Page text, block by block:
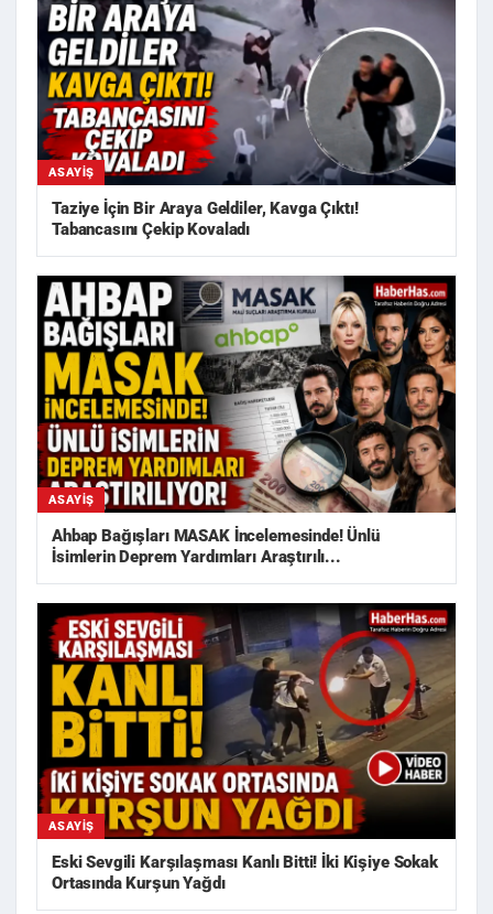
ASAYIŞ
Taziye İçin Bir Araya Geldiler, Kavga Çıktı!
Tabancasını Çekip Kovaladı
ASAYIŞ
Ahbap Bağışları MASAK İncelemesinde! Ünlü
İsimlerin Deprem Yardımları Araştırılı...
ASAYIŞ
Eski Sevgili Karşılaşması Kanlı Bitti! İki Kişiye Sokak
Ortasında Kurşun Yağdı